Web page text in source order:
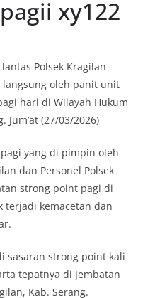
xy122
Polsek Kragilan
langsung oleh panit unit
hari di Wilayah Hukum
Jum’at (27/03/2026)
yang di pimpin oleh
dan Personel Polsek
strong point pagi di
terjadi kemacetan dan
sasaran strong point kali
tepatnya di Jembatan
Kab. Serang.